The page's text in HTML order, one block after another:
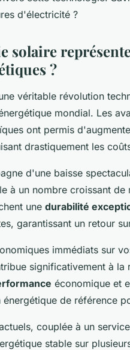
d'électricité ?
solaire
?
véritable révolution
mondial. Les
ont permis
drastiquement les
d'une baisse
à un nombre croissant de
une durabilité
garantissant un retour
immédiats sur
significativement à
économique et
de référence
couplée à un
stable sur